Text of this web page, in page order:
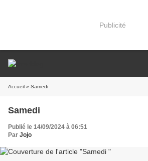
Publicité
Accueil » Samedi
Samedi
Publié le 14/09/2024 à 06:51
Par Jojo